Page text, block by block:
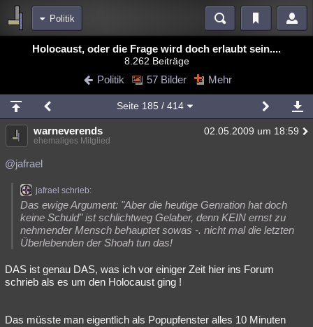
Politik
Bereiche
Blogs Videos
Chat Wiki Neuigkeiten
meine Rubriken
Menschen Wissenschaft Mystery Kriminalfälle
Spiritualität
Natur Umfragen
weitere Rubriken
Philosophie Träume Orte Esoterik Literatur
Musik Clash Verbesserungen
Holocaust, oder die Frage wird doch erlaubt sein....
8.262 Beiträge
Politik 57 Bilder Mehr
Seite 185 / 414
warneverends 02.05.2009 um 18:59
ehemaliges Mitglied
@jafrael
jafrael schrieb:
Das ewige Argument: "Aber die heutige Genration hat doch
keine Schuld" ist schlichtweg Gelaber, denn KEIN ernst zu
nehmender Mensch behauptet sowas -. nicht mal die letzten
Überlebenden der Shoah tun das!
DAS ist genau DAS, was ich vor einiger Zeit hier ins Forum
schrieb als es um den Holocaust ging !
Das müsste man eigentlich als Popupfenster alles 10 Minuten